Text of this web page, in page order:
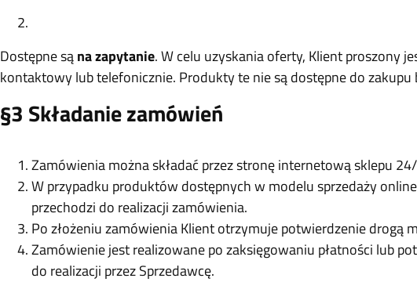
Dostępne sąna zapytanie. W celu uzyskania oferty, Klient proszony
kontaktowy lub telefonicznie. Produkty te nie są dostępne do zakupu
§3 Składanie zamówień
Zamówienia można składać przez stronę internetową sklepu
W przypadku produktów dostępnych w modelu sprzedaży
przechodzi do realizacji zamówienia.
Po złożeniu zamówienia Klient otrzymuje potwierdzenie drogą
Zamówienie jest realizowane po zaksięgowaniu płatności lub
do realizacji przez Sprzedawcę.